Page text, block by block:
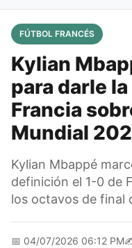
FÚTBOL FRANCÉS
Kylian
para darle
Francia
Mundial
Kylian Mbappé
definición el 1-0 de
los octavos de final
📅 04/07/2026 06:12 PM